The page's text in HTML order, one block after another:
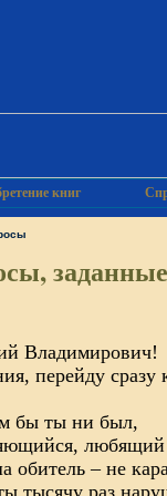
книг
Владимирович!
перейду сразу
бы ты ни был,
– не